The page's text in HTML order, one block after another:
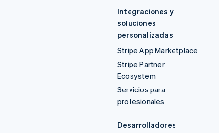
Integraciones y
soluciones
personalizadas
Stripe App Marketplace
Stripe Partner
Ecosystem
Servicios para
profesionales
Desarrolladores